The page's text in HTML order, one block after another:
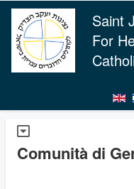
Saint
For
Comunità di